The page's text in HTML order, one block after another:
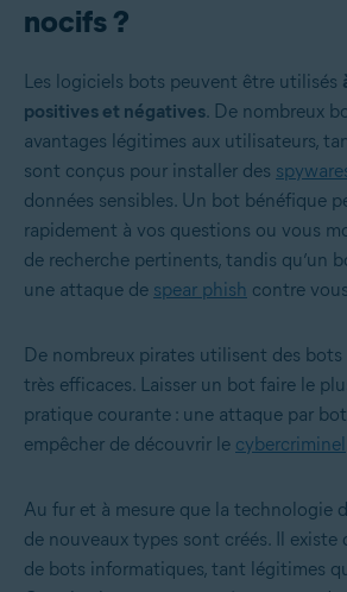
nocifs ?
Les logiciels bots peuvent être utilisés
positives et négatives. De nombreux
avantages légitimes aux utilisateurs,
sont conçus pour installer des
données sensibles. Un bot bénéfique
rapidement à vos questions ou vous
de recherche pertinents, tandis qu’un
une attaque de spear phish contre
De nombreux pirates utilisent des bots
très efficaces. Laisser un bot faire le
pratique courante : une attaque par
empêcher de découvrir le cybercriminel
Au fur et à mesure que la technologie
de nouveaux types sont créés. Il existe
de bots informatiques, tant légitimes